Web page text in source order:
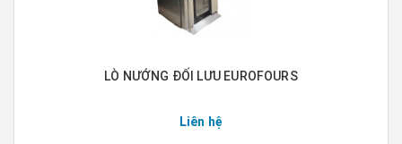
LÒ NƯỚNG ĐỐI LƯU EUROFOURS
Liên hệ